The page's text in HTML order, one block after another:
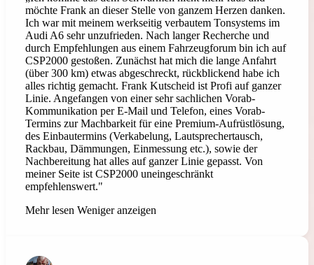
möchte Frank an dieser Stelle von ganzem Herzen danken.
Ich war mit meinem werkseitig verbautem Tonsystems im
Audi A6 sehr unzufrieden. Nach langer Recherche und
durch Empfehlungen aus einem Fahrzeugforum bin ich auf
CSP2000 gestoßen. Zunächst hat mich die lange Anfahrt
(über 300 km) etwas abgeschreckt, rückblickend habe ich
alles richtig gemacht. Frank Kutscheid ist Profi auf ganzer
Linie. Angefangen von einer sehr sachlichen Vorab-
Kommunikation per E-Mail und Telefon, eines Vorab-
Termins zur Machbarkeit für eine Premium-Aufrüstlösung,
des Einbautermins (Verkabelung, Lautsprechertausch,
Rackbau, Dämmungen, Einmessung etc.), sowie der
Nachbereitung hat alles auf ganzer Linie gepasst. Von
meiner Seite ist CSP2000 uneingeschränkt
empfehlenswert."
Mehr lesen Weniger anzeigen